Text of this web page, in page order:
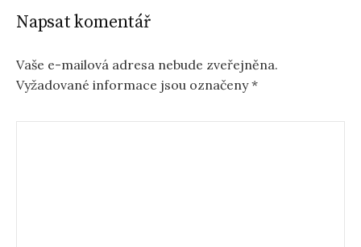
Napsat komentář
Vaše e-mailová adresa nebude zveřejněna.
Vyžadované informace jsou označeny*